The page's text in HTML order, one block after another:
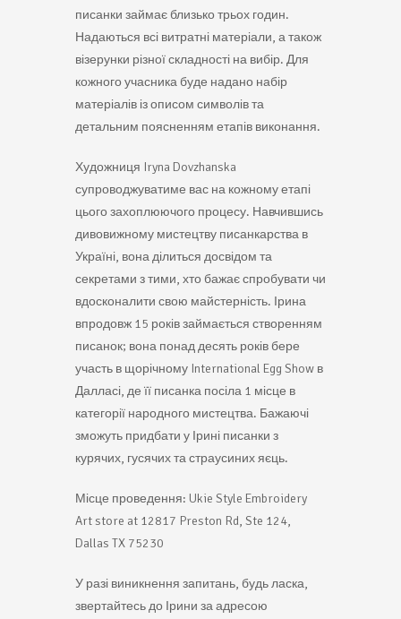
писанки займає близько трьох годин.
Надаються всі витратні матеріали, а також
візерунки різної складності на вибір. Для
кожного учасника буде надано набір
матеріалів із описом символів та
детальним поясненням етапів виконання.
Художниця Iryna Dovzhanska
супроводжуватиме вас на кожному етапі
цього захоплюючого процесу. Навчившись
дивовижному мистецтву писанкарства в
Україні, вона ділиться досвідом та
секретами з тими, хто бажає спробувати чи
вдосконалити свою майстерність. Ірина
впродовж 15 років займається створенням
писанок; вона понад десять років бере
участь в щорічному International Egg Show в
Далласі, де її писанка посіла 1 місце в
категорії народного мистецтва. Бажаючі
зможуть придбати у Ірині писанки з
курячих, гусячих та страусиних яєць.
Місце проведення: Ukie Style Embroidery
Art store at 12817 Preston Rd, Ste 124,
Dallas TX 75230
У разі виникнення запитань, будь ласка,
звертайтесь до Ірини за адресою